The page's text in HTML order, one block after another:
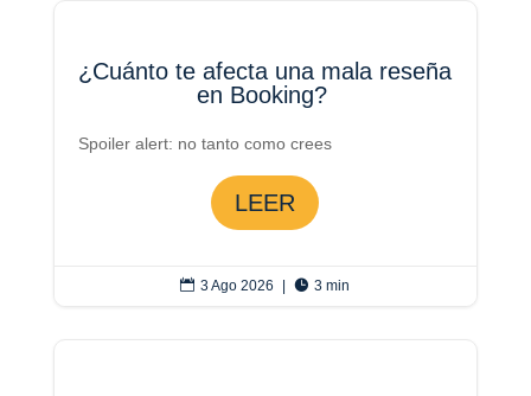
¿Cuánto te afecta una mala reseña
en Booking?
Spoiler alert: no tanto como crees
LEER
 3 Ago 2026  3 min